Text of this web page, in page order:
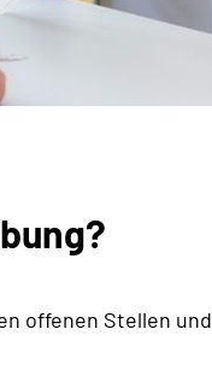
offenen Stellen und